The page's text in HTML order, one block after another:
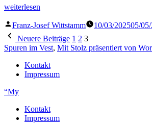
„Fuchs
weiterlesen
Veröffentlicht
Franz-Josef Wittstamm 10/03/202505/
Seitennummerierung
der
Beiträge
Neuere Beiträge 1 2 3
Spuren im Vest, Mit Stolz präsentiert von
Kontakt
Impressum
“My
Kontakt
Impressum